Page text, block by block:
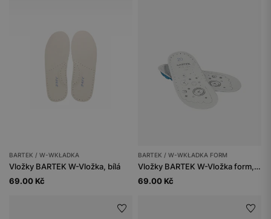
BARTEK / W-WKŁADKA
Vložky BARTEK W-Vložka, bílá
69.00 Kč
BARTEK / W-WKŁADKA FORM
Vložky BARTEK W-Vložka form, bílé
69.00 Kč